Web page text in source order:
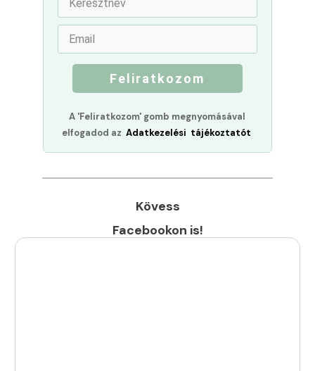
Feliratkozom
A 'Feliratkozom' gomb megnyomásával
elfogadod az Adatkezelési tájékoztatót
Kövess
Facebookon is!